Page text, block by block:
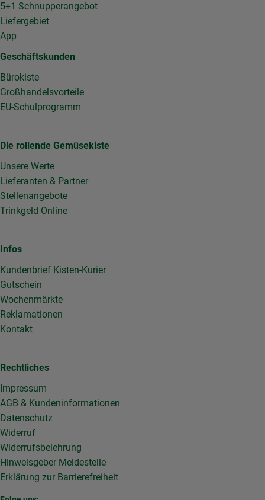
5+1 Schnupperangebot
Liefergebiet
App
Geschäftskunden
Bürokiste
Großhandelsvorteile
EU-Schulprogramm
Die rollende Gemüsekiste
Unsere Werte
Lieferanten & Partner
Stellenangebote
Trinkgeld Online
Infos
Kundenbrief Kisten-Kurier
Gutschein
Wochenmärkte
Reklamationen
Kontakt
Rechtliches
Impressum
AGB & Kundeninformationen
Datenschutz
Widerruf
Widerrufsbelehrung
Hinweisgeber Meldestelle
Erklärung zur Barrierefreiheit